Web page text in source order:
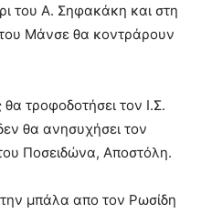
του Α. Σηφακάκη και στη
Μάνσε θα κοντράρουν
τροφοδοτήσει τον Ι.Σ.
θα ανησυχήσει τον
Ποσειδώνα, Αποστόλη.
την μπάλα απο τον Ρωσίδη